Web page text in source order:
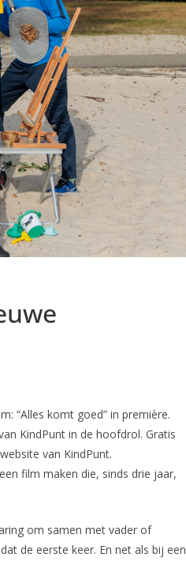
“Alles komt goed” in première.
KindPunt in de hoofdrol. Gratis
van KindPunt.
film maken die, sinds drie jaar,
om samen met vader of
de eerste keer. En net als bij een